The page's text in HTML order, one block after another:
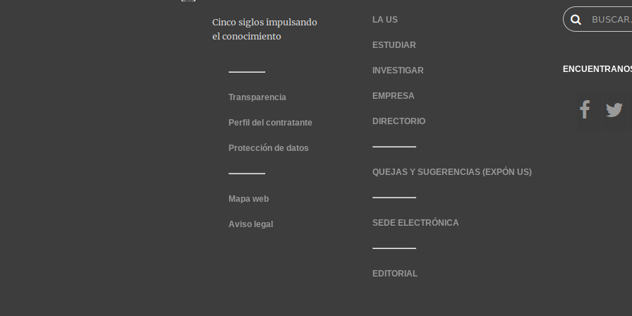
Transparencia
Perfil del contratante
Protección de datos
Mapa web
Aviso legal
LA US
ESTUDIAR
INVESTIGAR
EMPRESA
DIRECTORIO
QUEJAS Y SUGERENCIAS (EXPÓN US)
SEDE ELECTRÓNICA
EDITORIAL